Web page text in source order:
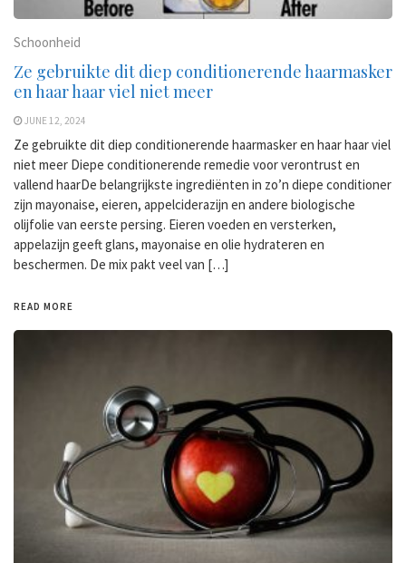
Schoonheid
Ze gebruikte dit diep conditionerende haarmasker
en haar haar viel niet meer
JUNE 12, 2024
Ze gebruikte dit diep conditionerende haarmasker en haar haar viel
niet meer Diepe conditionerende remedie voor verontrust en
vallend haarDe belangrijkste ingrediënten in zo’n diepe conditioner
zijn mayonaise, eieren, appelciderazijn en andere biologische
olijfolie van eerste persing. Eieren voeden en versterken,
appelazijn geeft glans, mayonaise en olie hydrateren en
beschermen. De mix pakt veel van […]
READ MORE